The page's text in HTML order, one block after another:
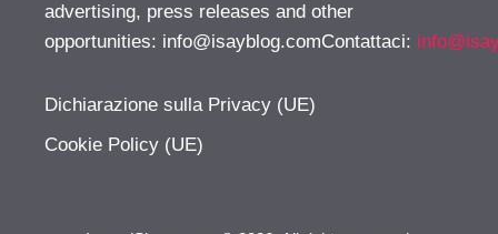
advertising, press releases and other
opportunities: info@isayblog.comContattaci:
Dichiarazione sulla Privacy (UE)
Cookie Policy (UE)